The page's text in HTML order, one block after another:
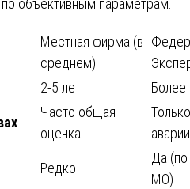
объективным параметрам.
Местная фирма (в
среднем)
2-5 лет Более
Часто общая
оценка
аварии
Редко
Да
МО)